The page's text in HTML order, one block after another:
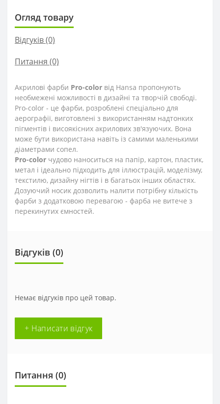
Огляд товару
Відгуків (0)
Питання (0)
Акрилові фарби Pro-color від Hansa пропонують
необмежені можливості в дизайні та творчій свободі.
Pro-color - це фарби, розроблені спеціально для
аерографії, виготовлені з використанням надтонких
пігментів і висоякісних акрилових зв'язуючих. Вона
може бути використана навіть із самими маленькими
діаметрами сопел.
Pro-color чудово наноситься на папір, картон, пластик,
метал і ідеально підходить для іллюстрацій, моделізму,
текстилю, дизайну нігтів і в багатьох інших областях.
Дозуючий носик дозволить налити потрібну кількість
фарби з додатковою перевагою - фарба не витече з
перекинутих ємностей.
Відгуків (0)
Немає відгуків про цей товар.
+ Написати відгук
Питання (0)